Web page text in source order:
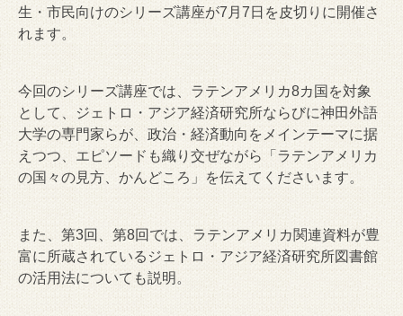
生・市民向けのシリーズ講座が7月7日を皮切りに開催さ
れます。
今回のシリーズ講座では、ラテンアメリカ8カ国を対象
として、ジェトロ・アジア経済研究所ならびに神田外語
大学の専門家らが、政治・経済動向をメインテーマに据
えつつ、エピソードも織り交ぜながら「ラテンアメリカ
の国々の見方、かんどころ」を伝えてくださいます。
また、第3回、第8回では、ラテンアメリカ関連資料が豊
富に所蔵されているジェトロ・アジア経済研究所図書館
の活用法についても説明。